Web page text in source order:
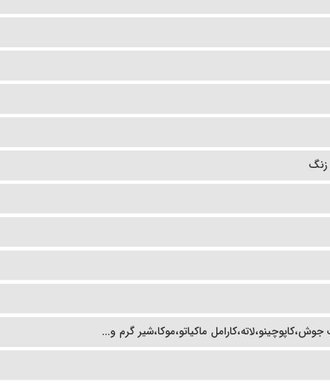
زنگ
ماکیاتو،موکا،شیر گرم و...